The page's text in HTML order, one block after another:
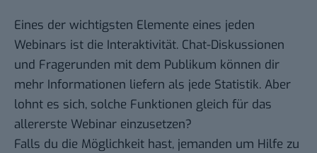
Eines der wichtigsten Elemente eines jeden
Webinars ist die Interaktivität. Chat-Diskussionen
und Fragerunden mit dem Publikum können dir
mehr Informationen liefern als jede Statistik. Aber
lohnt es sich, solche Funktionen gleich für das
allererste Webinar einzusetzen?
Falls du die Möglichkeit hast, jemanden um Hilfe zu